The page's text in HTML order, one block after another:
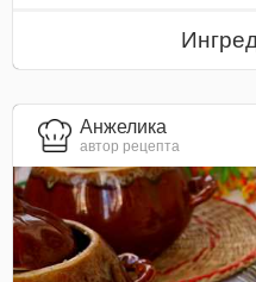
Анжелика
автор рецепта